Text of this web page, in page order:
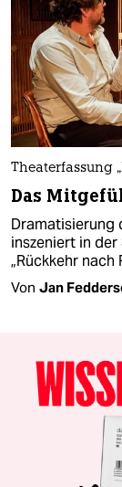
Theaterfassung
Das
Dramatisierung
inszeniert in
„Rückkehr nach
Von Jan